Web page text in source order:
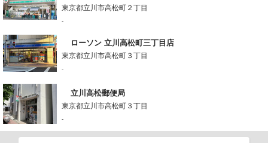
東京都立川市高松町２丁目
-
ローソン 立川高松町三丁目店
東京都立川市高松町３丁目
-
立川高松郵便局
東京都立川市高松町３丁目
-